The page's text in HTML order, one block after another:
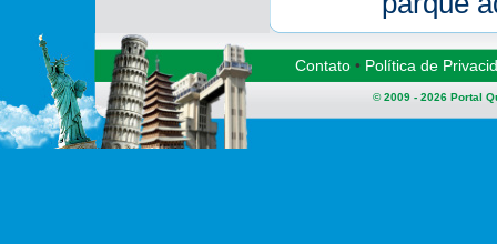
Contato • Política de
© 2009 - 2026 Portal